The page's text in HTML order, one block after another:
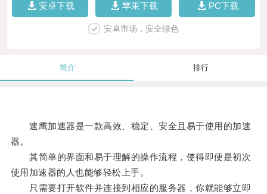
安卓下载 苹果下载 PC下载
安卓市场，安全绿色
简介 排行
速鹰加速器是一款高效、稳定、安全且易于使用的加速
器。
其简单的界面和易于理解的操作流程，使得即便是初次
使用加速器的人也能够轻松上手。
只需要打开软件并连接到相应的服务器，你就能够立即